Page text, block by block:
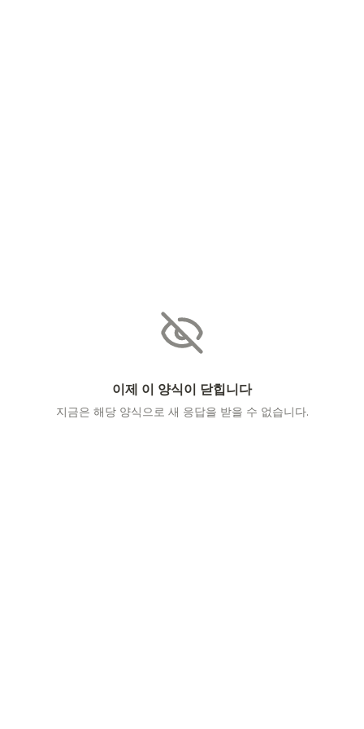
이제 이 양식이 닫힙니다
지금은 해당 양식으로 새 응답을 받을 수 없습니다.